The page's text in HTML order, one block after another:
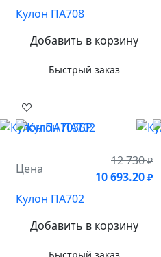
Кулон ПА708
Добавить в корзину
Быстрый заказ
Цена
12 730₽
10 693.20 ₽
Кулон ПА702
Добавить в корзину
Быстрый заказ